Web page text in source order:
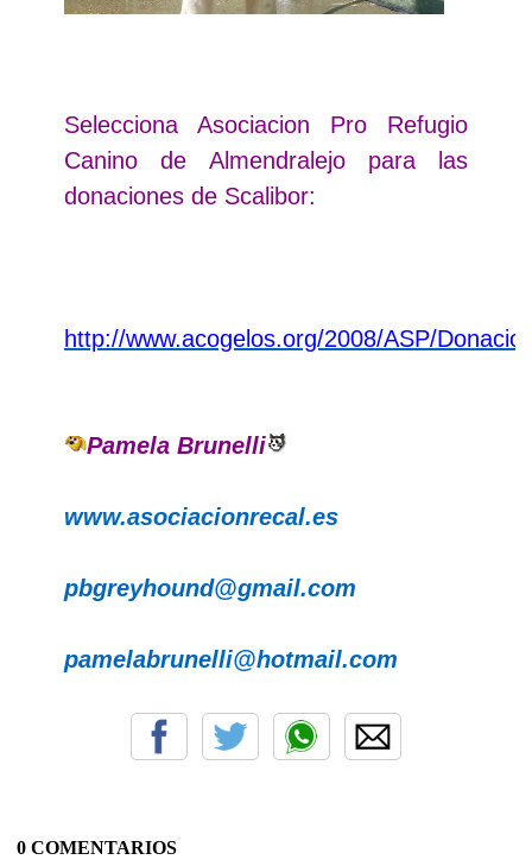
Selecciona Asociacion Pro Refugio
Canino de Almendralejo para las
donaciones de Scalibor:
http://www.acogelos.org/2008/ASP/
Pamela Brunelli
www.asociacionrecal.es
pbgreyhound@gmail.com
pamelabrunelli@hotmail.com
0 COMENTARIOS